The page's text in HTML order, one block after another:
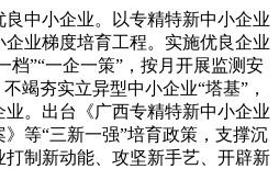
中小企业。以专精特新中小企业
业梯度培育工程。实施优良企业
档”“一企一策”，按月开展监测安
竭夯实立异型中小企业“塔基”，
业。出台《广西专精特新中小企业
等“三新一强”培育政策，支撑沉
制新动能、攻坚新手艺、开辟新